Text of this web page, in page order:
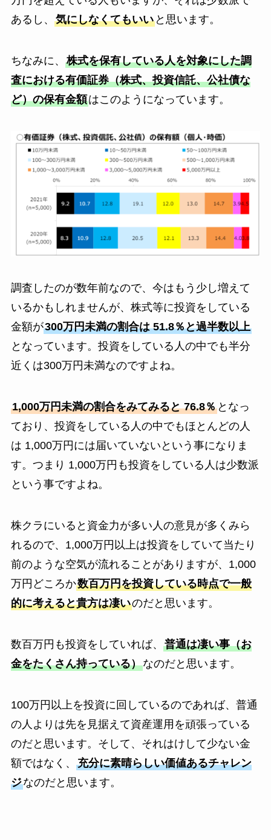
あるし、 気にしなくてもいいと思います。
ちなみに、 株式を保有している人を対象にした調
査における有価証券（株式、投資信託、公社債な
ど）の保有金額はこのようになっています。
調査したのが数年前なので、今はもう少し増えて
いるかもしれませんが、株式等に投資をしている
金額が300万円未満の割合は 51.8％と過半数以上
となっています。投資をしている人の中でも半分
近くは300万円未満なのですよね。
1,000万円未満の割合をみてみると 76.8％となっ
ており、投資をしている人の中でもほとんどの人
は 1,000万円には届いていないという事になりま
す。つまり 1,000万円も投資をしている人は少数派
という事ですよね。
株クラにいると資金力が多い人の意見が多くみら
れるので、1,000万円以上は投資をしていて当たり
前のような空気が流れることがありますが、1,000
万円どころか数百万円を投資している時点で一般
的に考えると貴方は凄いのだと思います。
数百万円も投資をしていれば、 普通は凄い事（お
金をたくさん持っている）なのだと思います。
100万円以上を投資に回しているのであれば、普通
の人よりは先を見据えて資産運用を頑張っている
のだと思います。そして、それはけして少ない金
額ではなく、 充分に素晴らしい価値あるチャレン
ジなのだと思います。